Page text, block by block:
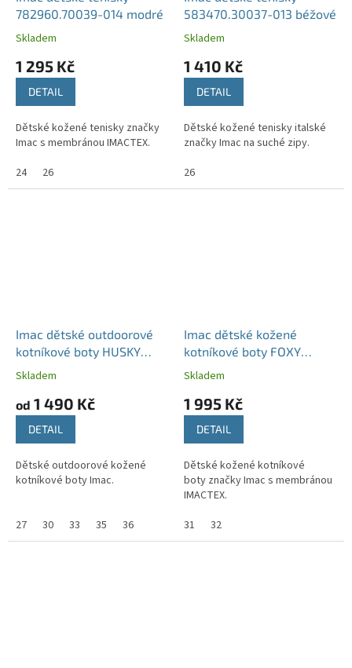
782960.70039-014 modré
Skladem
1 295 Kč
DETAIL
Dětské kožené tenisky značky
Imac s membránou IMACTEX.
24
26
583470.30037-013 béžové
Skladem
1 410 Kč
DETAIL
Dětské kožené tenisky italské
značky Imac na suché zipy.
26
Imac dětské outdoorové
kotníkové boty HUSKY
832609 modré
Skladem
od 1 490 Kč
DETAIL
Dětské outdoorové kožené
kotníkové boty Imac.
27 30 33 35 36
Imac dětské kožené
kotníkové boty FOXY
482118.7004.002 šedé
Skladem
1 995 Kč
DETAIL
Dětské kožené kotníkové
boty značky Imac s membránou
IMACTEX.
31
32